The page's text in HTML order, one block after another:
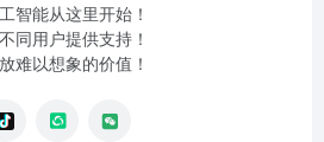
智能从这里开始！
同用户提供支持！
难以想象的价值！